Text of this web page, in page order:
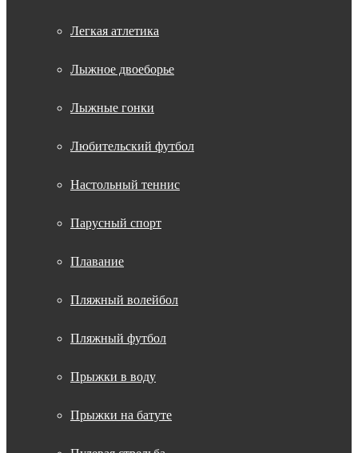
Легкая атлетика
Лыжное двоеборье
Лыжные гонки
Любительский футбол
Настольный теннис
Парусный спорт
Плавание
Пляжный волейбол
Пляжный футбол
Прыжки в воду
Прыжки на батуте